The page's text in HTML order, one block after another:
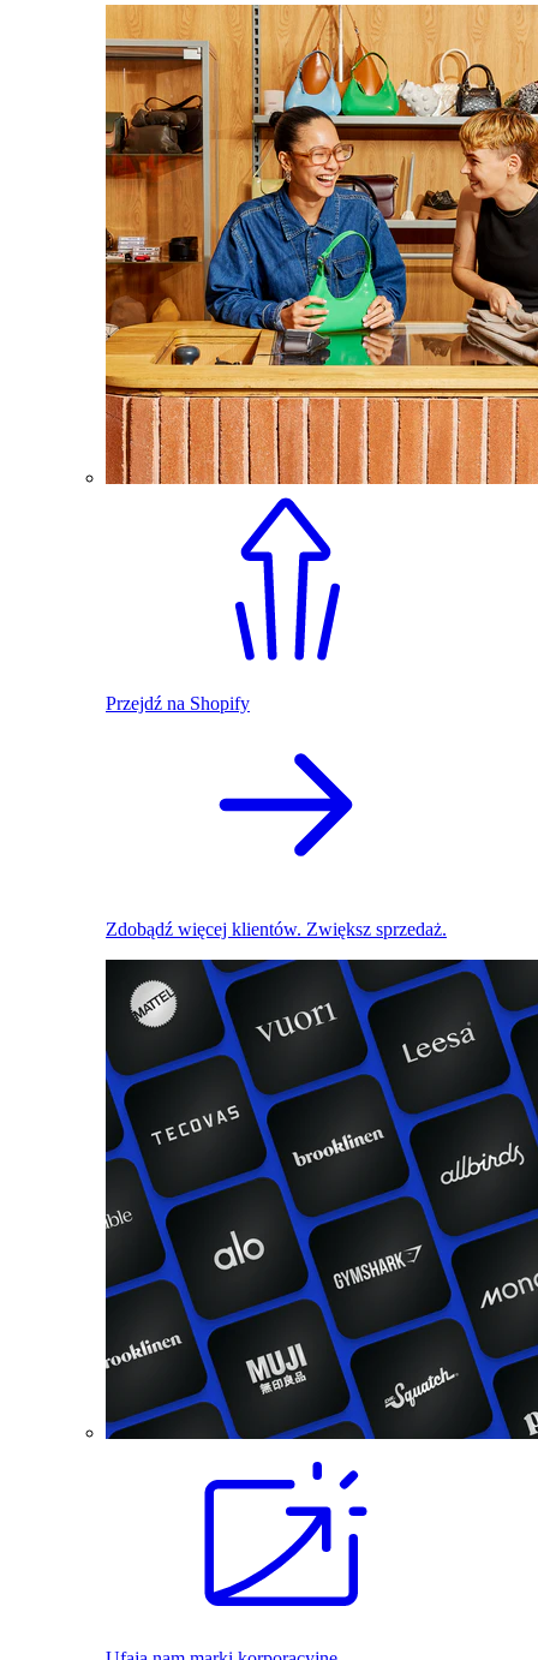
Przejdź na Shopify
Zdobądź więcej klientów. Zwiększ sprzedaż.